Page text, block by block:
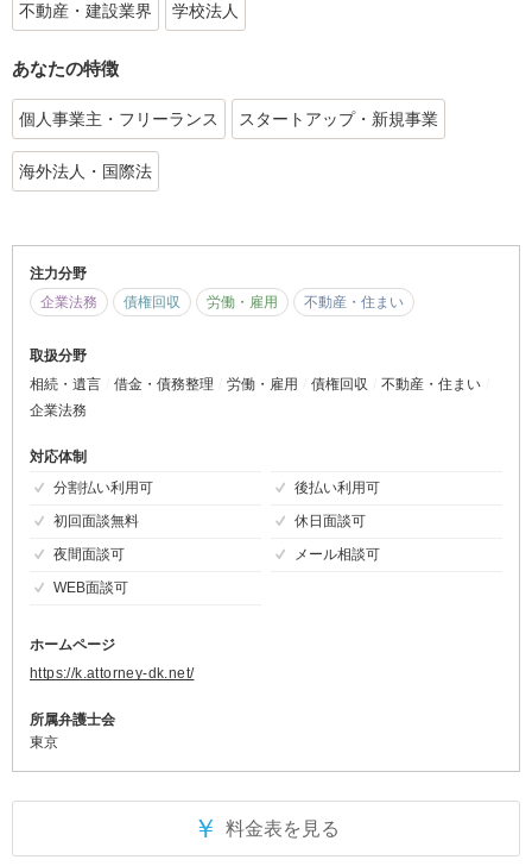
不動産・建設業界 学校法人
あなたの特徴
個人事業主・フリーランス スタートアップ・新規事業
海外法人・国際法
注力分野
企業法務
債権回収 労働・雇用 不動産・住まい
取扱分野
相続・遺言
借金・債務整理 労働・雇用 債権回収
不動産・住まい
企業法務
対応体制
分割払い利用可
後払い利用可
初回面談無料
休日面談可
夜間面談可
メール相談可
WEB面談可
ホームページ
https://k.attorney-dk.net/
所属弁護士会
東京
￥ 料金表を見る